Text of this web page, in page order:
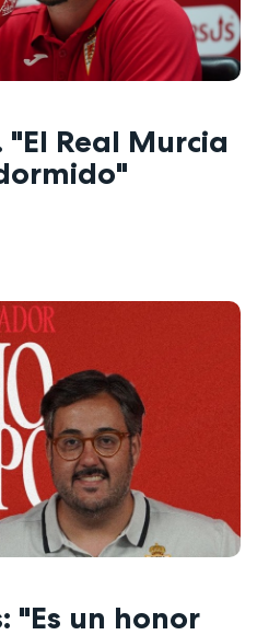
Real Murcia
"Es un honor